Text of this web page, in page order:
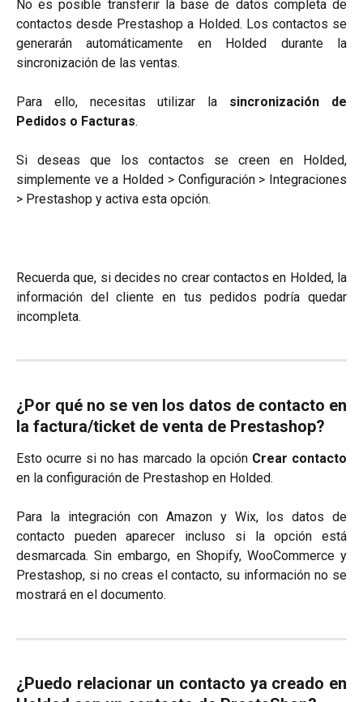
No es posible transferir la base de datos completa de
contactos desde Prestashop a Holded. Los contactos se
generarán automáticamente en Holded durante la
sincronización de las ventas.
Para ello, necesitas utilizar la sincronización de
Pedidos o Facturas.
Si deseas que los contactos se creen en Holded,
simplemente ve a Holded > Configuración > Integraciones
> Prestashop y activa esta opción.
Recuerda que, si decides no crear contactos en Holded, la
información del cliente en tus pedidos podría quedar
incompleta.
¿Por qué no se ven los datos de contacto en
la factura/ticket de venta de Prestashop?
Esto ocurre si no has marcado la opción Crear contacto
en la configuración de Prestashop en Holded.
Para la integración con Amazon y Wix, los datos de
contacto pueden aparecer incluso si la opción está
desmarcada. Sin embargo, en Shopify, WooCommerce y
Prestashop, si no creas el contacto, su información no se
mostrará en el documento.
¿Puedo relacionar un contacto ya creado en